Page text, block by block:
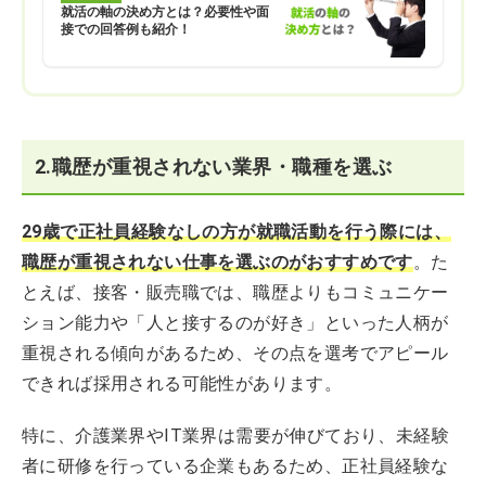
就活の軸の決め方とは？必要性や面
接での回答例も紹介！
2.職歴が重視されない業界・職種を選ぶ
29歳で正社員経験なしの方が就職活動を行う際には、
職歴が重視されない仕事を選ぶのがおすすめです。た
とえば、接客・販売職では、職歴よりもコミュニケー
ション能力や「人と接するのが好き」といった人柄が
重視される傾向があるため、その点を選考でアピール
できれば採用される可能性があります。
特に、介護業界やIT業界は需要が伸びており、未経験
者に研修を行っている企業もあるため、正社員経験な